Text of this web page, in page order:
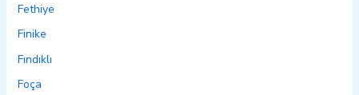
Fethiye
Finike
Fındıklı
Foça